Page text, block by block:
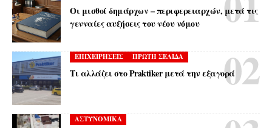
Οι μισθοί δημάρχων – περιφερειαρχών, μετά τις
γενναίες αυξήσεις του νέου νόμου
ΕΠΙΧΕΙΡΗΣΕΙΣ ΠΡΩΤΗ ΣΕΛΙΔΑ
Τι αλλάζει στο Praktiker μετά την εξαγορά
ΑΣΤΥΝΟΜΙΚΑ